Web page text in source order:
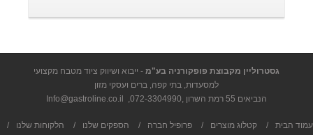
גסטרוליין מקבוצת פופקורניה בע"מ - ייבוא ושיווק ציוד מטבח מקצועי
למסעדות, בתי קפה, ברים ועסקי מזון
הנביאים 55 רמת השרון ,
072-3304990
,
Info@gastroline.co.il
עמוד הבית / קטלוג מוצרים / פרופיל חברה / הספקים שלנו / הלקוחות שלנו
/